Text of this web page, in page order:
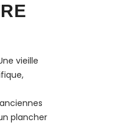
vieille
plancher